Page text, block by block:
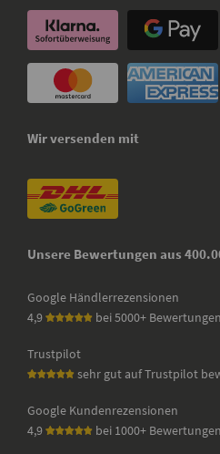
Wir versenden mit
Unsere Bewertungen aus
Google Händlerrezensionen
4,9
bei 5000+ Bewertungen
Trustpilot
sehr gut auf Trustpilot
Google Kundenrezensionen
4,9
bei 1000+ Bewertungen